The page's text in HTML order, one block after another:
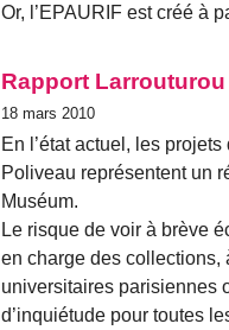
Or, l’EPAURIF est créé à
Rapport
18 mars 2010
En l’état actuel, les
Poliveau représentent un
Muséum.
Le risque de voir à brève
en charge des collections,
universitaires parisiennes
d’inquiétude pour toutes